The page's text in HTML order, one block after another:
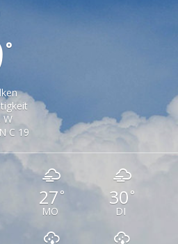
°
W
C 19
27 °
MO
30 °
DI